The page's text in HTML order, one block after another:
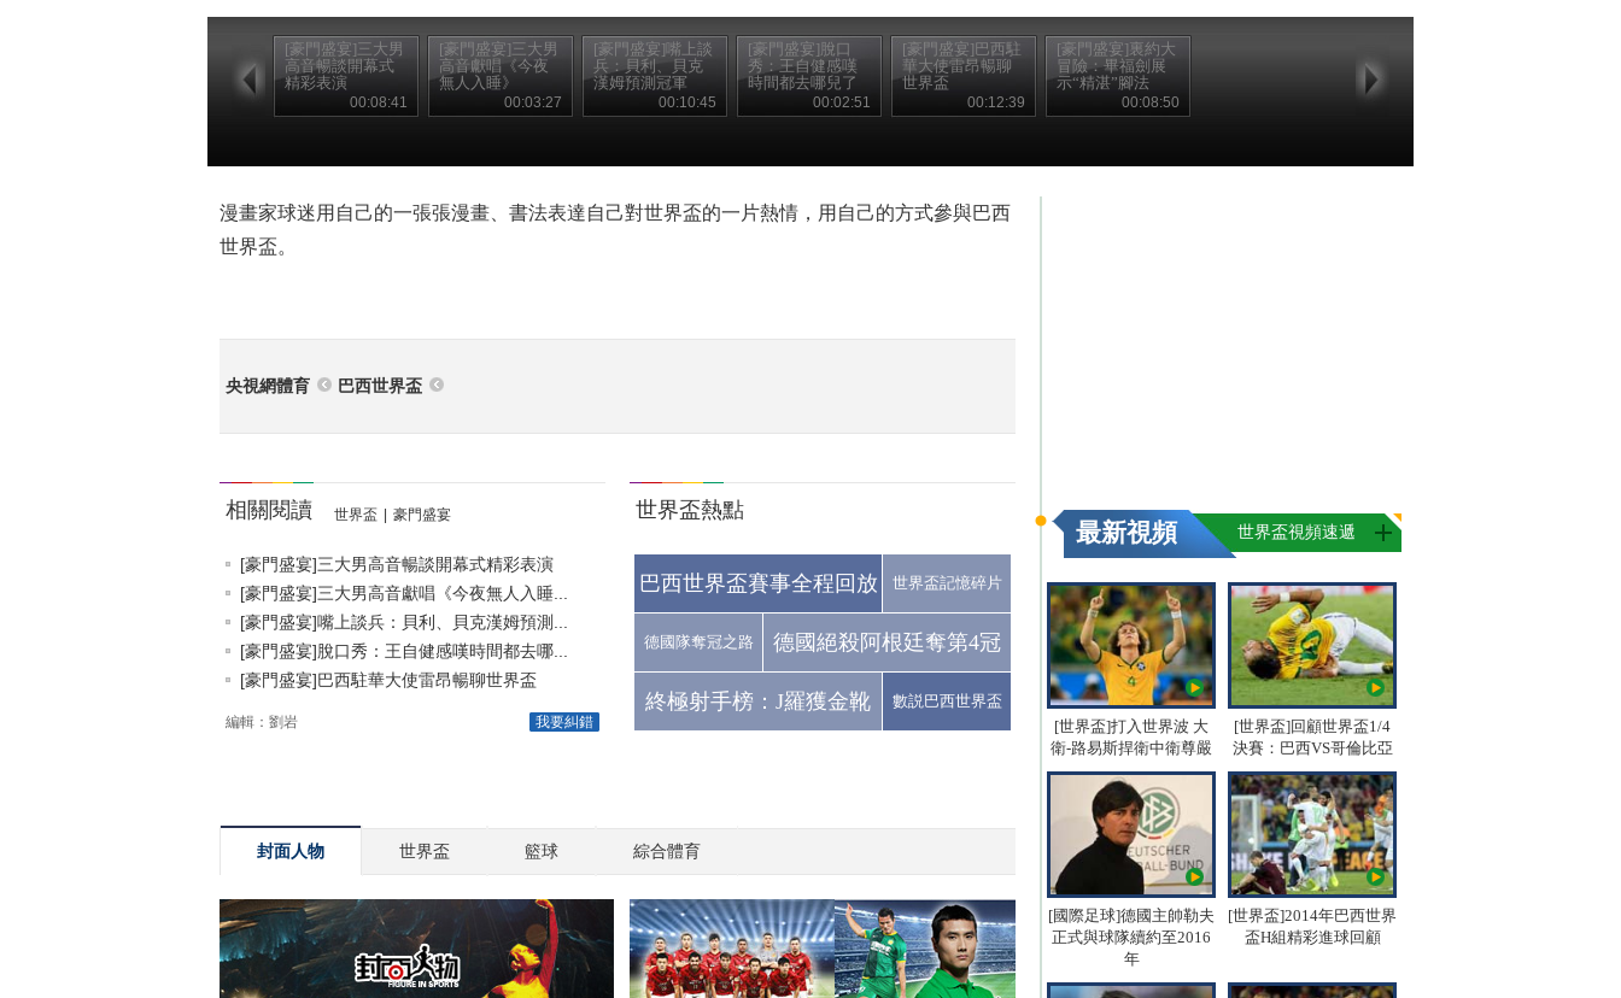
[豪門盛宴]三大男
高音暢談開幕式
精彩表演
00:08:41
[豪門盛宴]三大男
高音獻唱《今夜
無人入睡》
00:03:27
[豪門盛宴]嘴上談
兵：貝利、貝克
漢姆預測冠軍
00:10:45
[豪門盛宴]脫口
秀：王自健感嘆
時間都去哪兒了
00:02:51
[豪門盛宴]巴西駐
華大使雷昂暢聊
世界盃
00:12:39
[豪門盛宴]裏約大
冒險：畢福劍展
示“精湛”腳法
00:08:50
漫畫家球迷用自己的一張張漫畫、書法表達自己對世界盃的一片熱情，用自己的方式參與巴西
世界盃。
央視網體育 巴西世界盃
相關閱讀 世界盃 豪門盛宴
[豪門盛宴]三大男高音暢談開幕式精彩表演
[豪門盛宴]三大男高音獻唱《今夜無人入睡...
[豪門盛宴]嘴上談兵：貝利、貝克漢姆預測...
[豪門盛宴]脫口秀：王自健感嘆時間都去哪...
[豪門盛宴]巴西駐華大使雷昂暢聊世界盃
我要糾錯
編輯：劉岩
世界盃熱點
巴西世界盃賽事全程回放 世界盃記憶碎片
德國隊奪冠之路 德國絕殺阿根廷奪第4冠
終極射手榜：J羅獲金靴 數説巴西世界盃
封面人物 世界盃 籃球 綜合體育
最新視頻 世界盃視頻速遞
[世界盃]打入世界波 大
衛-路易斯捍衛中衛尊嚴
[世界盃]回顧世界盃1/4
決賽：巴西VS哥倫比亞
[國際足球]德國主帥勒夫
正式與球隊續約至2016
年
[世界盃]2014年巴西世界
盃H組精彩進球回顧